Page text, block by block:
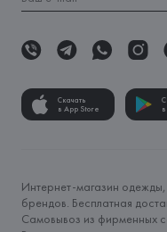
Скачать
в App Store
Интернет-магазин
брендов. Бесплатная
Самовывоз из фирменных